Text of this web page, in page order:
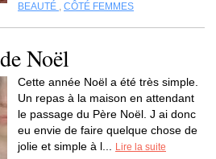
BEAUTÉ , CÔTÉ FEMMES
Noël
Cette année Noël a été très simple.
Un repas à la maison en attendant
le passage du Père Noël. J ai donc
eu envie de faire quelque chose de
jolie et simple à l...
Lire la suite